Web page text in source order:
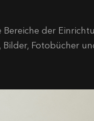
Bereiche der
Bilder, Fotobücher